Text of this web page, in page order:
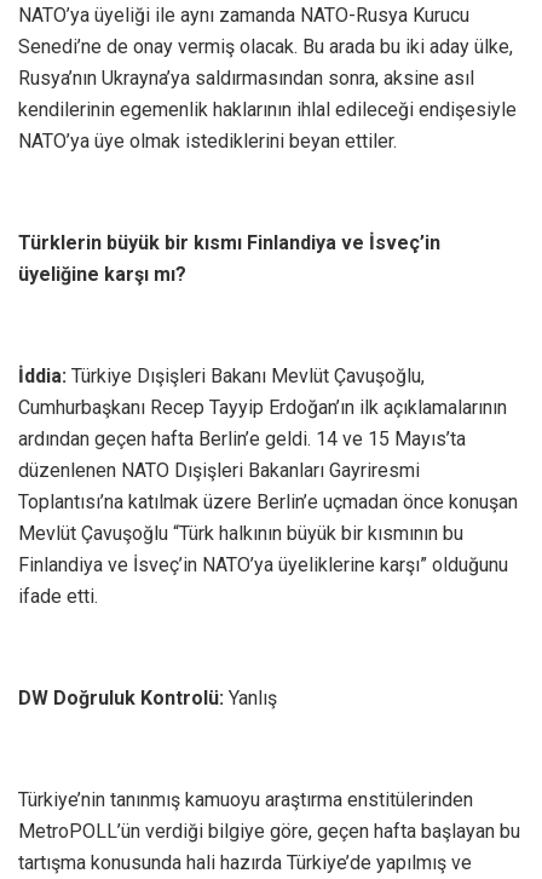
NATO’ya üyeliği ile aynı zamanda NATO-Rusya Kurucu
Senedi’ne de onay vermiş olacak. Bu arada bu iki aday ülke,
Rusya’nın Ukrayna’ya saldırmasından sonra, aksine asıl
kendilerinin egemenlik haklarının ihlal edileceği endişesiyle
NATO’ya üye olmak istediklerini beyan ettiler.
Türklerin büyük bir kısmı Finlandiya ve İsveç’in
üyeliğine karşı mı?
İddia: Türkiye Dışişleri Bakanı Mevlüt Çavuşoğlu,
Cumhurbaşkanı Recep Tayyip Erdoğan’ın ilk açıklamalarının
ardından geçen hafta Berlin’e geldi. 14 ve 15 Mayıs’ta
düzenlenen NATO Dışişleri Bakanları Gayriresmi
Toplantısı’na katılmak üzere Berlin’e uçmadan önce konuşan
Mevlüt Çavuşoğlu “Türk halkının büyük bir kısmının bu
Finlandiya ve İsveç’in NATO’ya üyeliklerine karşı” olduğunu
ifade etti.
DW Doğruluk Kontrolü: Yanlış
Türkiye’nin tanınmış kamuoyu araştırma enstitülerinden
MetroPOLL’ün verdiği bilgiye göre, geçen hafta başlayan bu
tartışma konusunda hali hazırda Türkiye’de yapılmış ve